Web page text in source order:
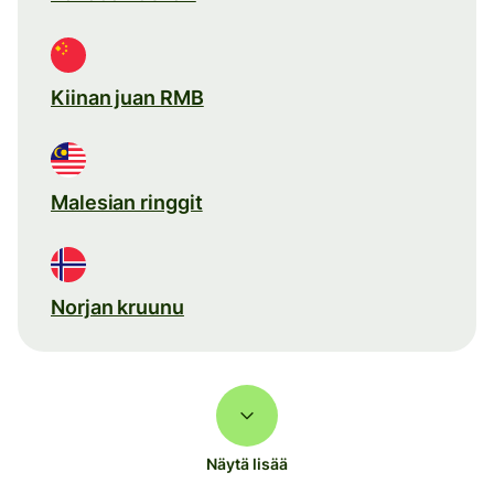
Kiinan juan RMB
Malesian ringgit
Norjan kruunu
Näytä lisää